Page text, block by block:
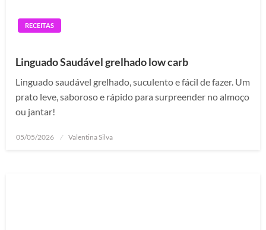
RECEITAS
Linguado Saudável grelhado low carb
Linguado saudável grelhado, suculento e fácil de fazer. Um
prato leve, saboroso e rápido para surpreender no almoço
ou jantar!
Posted
05/05/2026 Valentina Silva